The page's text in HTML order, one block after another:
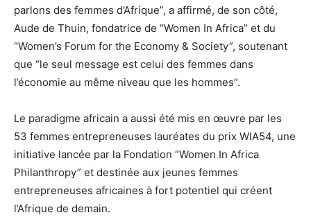
parlons des femmes d’Afrique”, a affirmé, de son côté,
Aude de Thuin, fondatrice de “Women In Africa” et du
“Women’s Forum for the Economy & Society”, soutenant
que “le seul message est celui des femmes dans
l’économie au même niveau que les hommes”.
Le paradigme africain a aussi été mis en œuvre par les
53 femmes entrepreneuses lauréates du prix WIA54, une
initiative lancée par la Fondation “Women In Africa
Philanthropy” et destinée aux jeunes femmes
entrepreneuses africaines à fort potentiel qui créent
l’Afrique de demain.